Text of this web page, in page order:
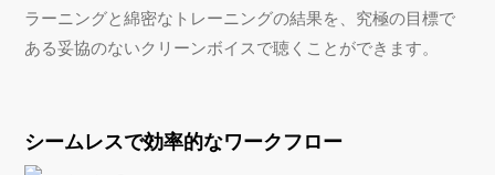
ラーニングと綿密なトレーニングの結果を、究極の目標で
ある妥協のないクリーンボイスで聴くことができます。
シームレスで効率的なワークフロー